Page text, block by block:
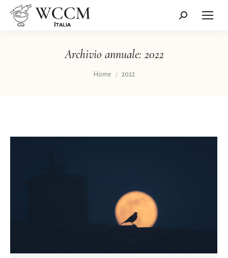
Cerca:
Archivio annuale: 2022
Tu sei qui:
Home 2022